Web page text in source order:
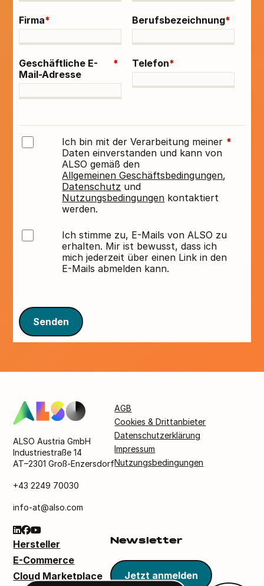
*
Firma *
Berufsbezeichnung
*
Geschäftliche E-
Mail-Adresse
*
Telefon
*
Ich bin mit der Verarbeitung meiner
Daten einverstanden und kann von
ALSO gemäß den
Allgemeinen Geschäftsbedingungen,
Datenschutz und
Nutzungsbedingungen kontaktiert
werden.
Ich stimme zu, E-Mails von ALSO zu
erhalten. Mir ist bewusst, dass ich
mich jederzeit über einen Link in den
E-Mails abmelden kann.
Senden
ALSO Austria GmbH
Industriestraße 14
AT–2301 Groß-Enzersdorf
+43 2249 70030
info-at@also.com
AGB
Cookies & Drittanbieter
Datenschutzerklärung
Impressum
Nutzungsbedingungen
Hersteller
E-Commerce
Cloud Marketplace
Newsletter
Jetzt anmelden